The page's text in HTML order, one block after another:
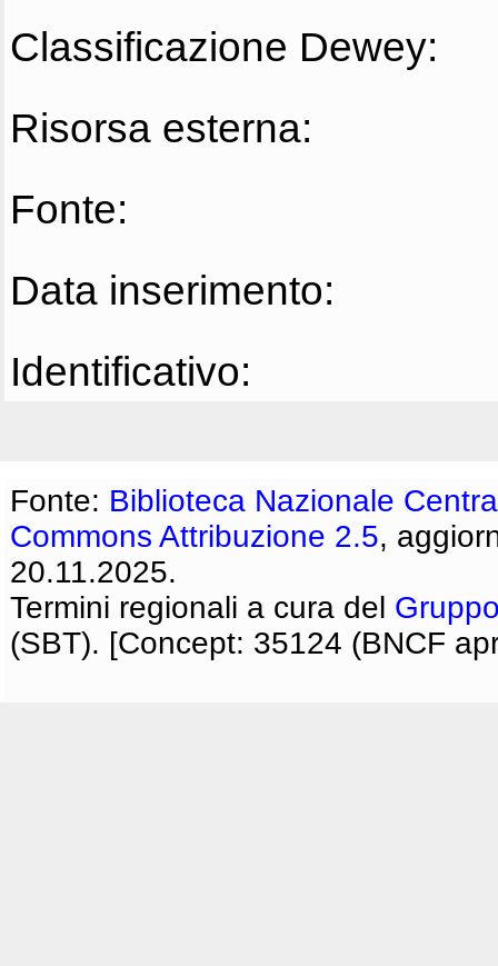
Classificazione Dewey:
Risorsa esterna:
Fonte:
Data inserimento:
Identificativo:
Fonte: Biblioteca Nazionale
Commons Attribuzione 2.5,
20.11.2025.
Termini regionali a cura del
(SBT). [Concept: 35124 (BNCF